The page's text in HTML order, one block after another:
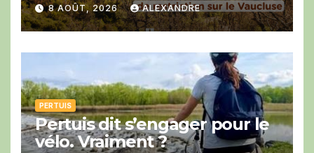
8 AOÛT, 2026 ALEXANDRE
PERTUIS
Pertuis dit s’engager pour le
vélo. Vraiment ?